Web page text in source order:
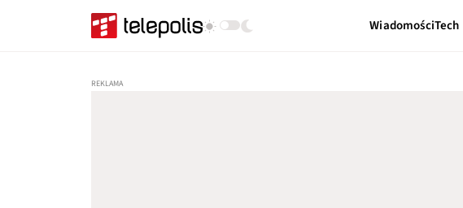
WiadomościTech